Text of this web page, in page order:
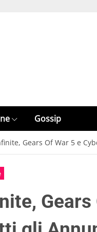
Gossip
Gears Of War 5 e
Gears